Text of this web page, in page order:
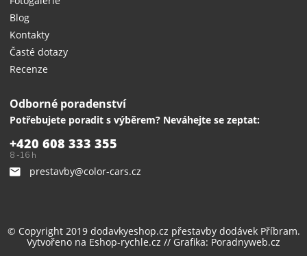
Blog
Kontakty
Časté dotazy
Recenze
Odborné poradenství
Potřebujete poradit s výběrem? Neváhejte se zeptat:
+420 608 333 355
8 -16 h
prestavby@color-cars.cz
© Copyright 2019 dodavkyeshop.cz přestavby dodávekPříbram.
Vytvořeno na Eshop-rychle.cz // Grafika: Poradnyweb.cz